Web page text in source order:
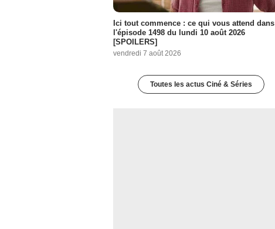
Ici tout commence : ce qui vous attend dans
l'épisode 1498 du lundi 10 août 2026
[SPOILERS]
vendredi 7 août 2026
Toutes les actus Ciné & Séries